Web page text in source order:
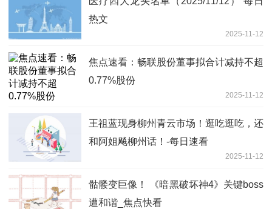
热文
2025-11-12
焦点速看：畅联股份董事拟合计减持不超
0.77%股份
2025-11-12
王祖蓝现身柳州青云市场！逛吃逛吃，还
和阿姐飚柳州话！-每日速看
2025-11-12
骷髅变巨像！ 《暗黑破坏神4》关键boss
遭和谐_焦点快看